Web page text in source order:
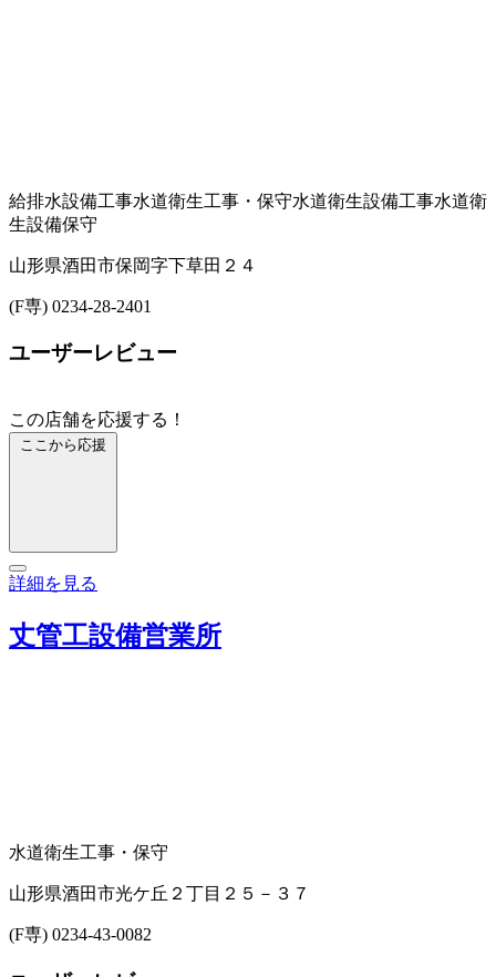
給排水設備工事水道衛生工事・保守水道衛生設備工事水道衛
生設備保守
山形県酒田市保岡字下草田２４
(F専) 0234-28-2401
ユーザーレビュー
この店舗を応援する！
ここから応援
詳細を見る
丈管工設備営業所
水道衛生工事・保守
山形県酒田市光ケ丘２丁目２５－３７
(F専) 0234-43-0082